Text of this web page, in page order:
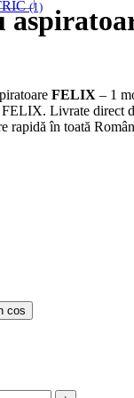
(1)
(1)
FELIX – 1
Livrate direct
rapidă în toată
cos